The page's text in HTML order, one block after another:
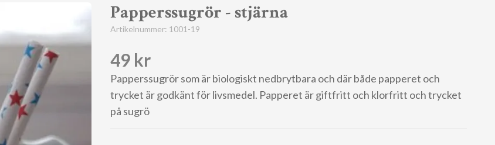
Papperssugrör - stjärna
Artikelnummer: 1001-19
49 kr
Papperssugrör som är biologiskt nedbrytbara och där både papperet och
trycket är godkänt för livsmedel. Papperet är giftfritt och klorfritt och trycket
på sugrö